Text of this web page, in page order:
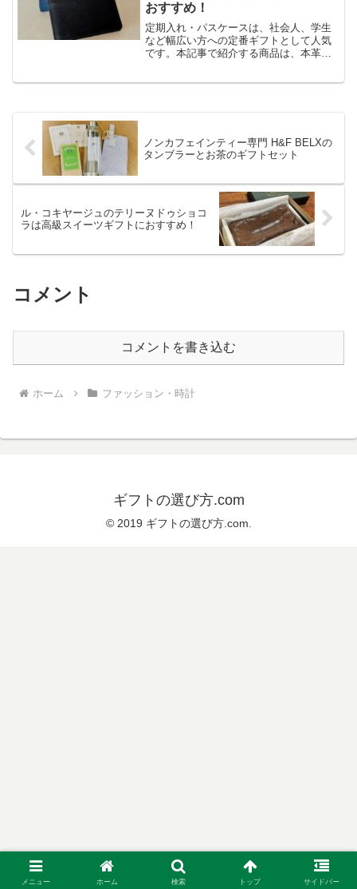
おすすめ！
定期入れ・パスケースは、社会人、学生
など幅広い方への定番ギフトとして人気
です。本記事で紹介する商品は、本革で
ノンカフェインティー専門 H&F BELXの
タンブラーとお茶のギフトセット
ル・コキヤージュのテリーヌドゥショコ
ラは高級スイーツギフトにおすすめ！
コメント
コメントを書き込む
ホーム ファッション・時計
ギフトの選び方.com
© 2019 ギフトの選び方.com.
メニュー ホーム 検索 トップ サイドバー